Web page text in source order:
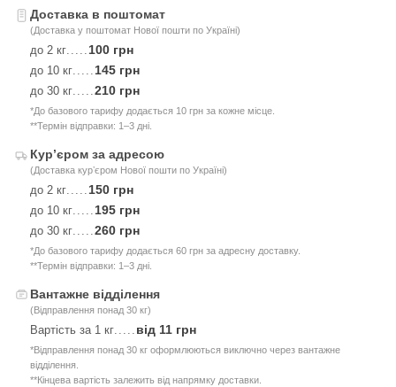
Доставка в поштомат
(Доставка у поштомат Нової пошти по Україні)
до 2 кг..... 100 грн
до 10 кг..... 145 грн
до 30 кг.....210 грн
*До базового тарифу додається 10 грн за кожне місце.
**Термін відправки: 1–3 дні.
Курʼєром за адресою
(Доставка курʼєром Нової пошти по Україні)
до 2 кг..... 150 грн
до 10 кг..... 195 грн
до 30 кг.....260 грн
*До базового тарифу додається 60 грн за адресну доставку.
**Термін відправки: 1–3 дні.
Вантажне відділення
(Відправлення понад 30 кг)
Вартість за 1 кг..... від 11 грн
*Відправлення понад 30 кг оформлюються виключно через вантажне
відділення.
**Кінцева вартість залежить від напрямку доставки.